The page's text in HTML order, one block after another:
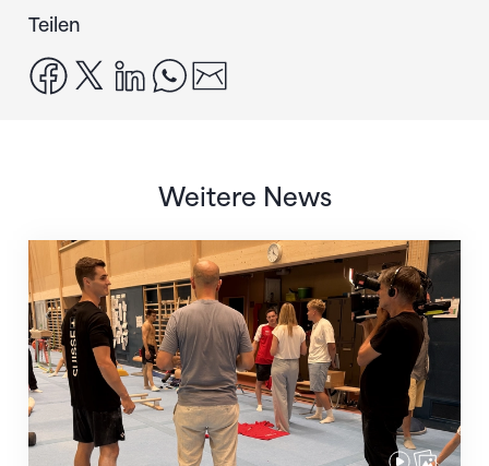
Teilen
facebook
x linkedinwhatsapp
Weitere News
Mit klaren Zielen nach Zagreb